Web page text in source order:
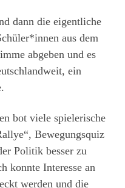
dann die eigentliche
aus dem
abgeben und es
ein
bot viele spielerische
Bewegungsquiz
Politik besser zu
konnte Interesse an
werden und die